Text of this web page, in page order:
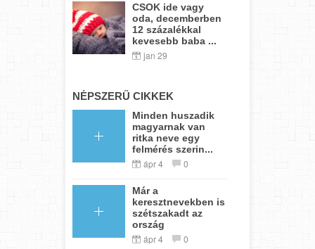
CSOK ide vagy
oda, decemberben
12 százalékkal
kevesebb baba ...
jan 29
NÉPSZERŰ CIKKEK
Minden huszadik
magyarnak van
ritka neve egy
felmérés szerin...
ápr 4 0
Már a
keresztnevekben is
szétszakadt az
ország
ápr 4 0